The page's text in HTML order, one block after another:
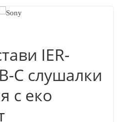
IER-
C слушалки
с еко